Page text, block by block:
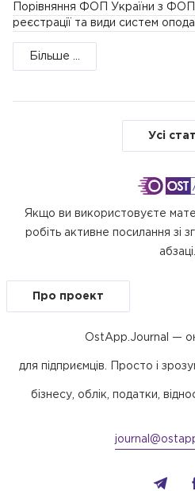
Порівняння ФОП України з ФОП
реєстрації та види систем
Більше ...
Усі
Якщо ви використовуєте
робіть активне посилання зі
абзаці.
Про проект
OstApp.Journal —
для підприємців. Просто і
бізнесу, облік, податки,